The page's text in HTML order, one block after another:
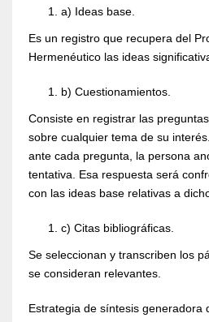
a) Ideas base.
Es un registro que recupera del
Hermenéutico las ideas
b) Cuestionamientos.
Consiste en registrar las
sobre cualquier tema de su
ante cada pregunta, la persona
tentativa. Esa respuesta será
con las ideas base relativas a
c) Citas bibliográficas.
Se seleccionan y transcriben los
se consideran relevantes.
Estrategia de síntesis generadora